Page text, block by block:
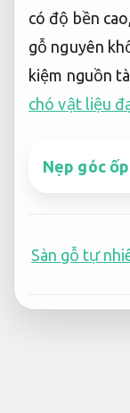
có độ bền
gỗ nguyên
kiệm nguồn
chó vật liệu
Nẹp góc
Sàn gỗ tự